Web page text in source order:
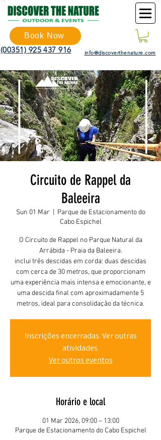
Book Now
(00351) 925 437 916 info@discoverthenature.com
Circuito de Rappel da
Baleeira
Sun 01 Mar
Parque de Estacionamento do
Cabo Espichel
O Circuito de Rappel no Parque Natural da
Arrábida - Praia da Baleeira.
inclui três descidas em corda: duas descidas
com cerca de 30 metros, que proporcionam
uma experiência mais intensa e emocionante, e
uma descida final com aproximadamente 5
metros, ideal para consolidação da técnica.
Inscrições encerradas. Ver outras
atividades.
Ver outros eventos
Horário e local
01 Mar 2026, 09:00 – 13:00
Parque de Estacionamento do Cabo Espichel